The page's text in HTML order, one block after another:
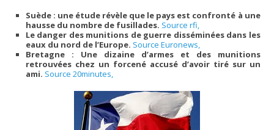
Suède : une étude révèle que le pays est confronté à une
hausse du nombre de fusillades. Source rfi,
Le danger des munitions de guerre disséminées dans les
eaux du nord de l’Europe. Source Euronews,
Bretagne : Une dizaine d’armes et des munitions
retrouvées chez un forcené accusé d’avoir tiré sur un
ami. Source 20minutes,